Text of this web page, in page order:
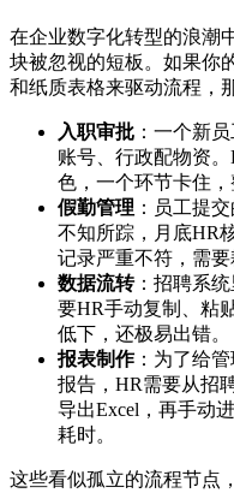
在企业数字化转型的浪潮
块被忽视的短板。如果你
和纸质表格来驱动流程，
入职审批 ：一个新
账号、行政配物资
色，一个环节卡住，
假勤管理 ：员工提
不知所踪，月底HR
记录严重不符，需要
数据流转：招聘系
要HR手动复制、粘
低下，还极易出错。
报表制作：为了给
报告，HR需要从招
导出Excel，再手动
耗时。
这些看似孤立的流程节点